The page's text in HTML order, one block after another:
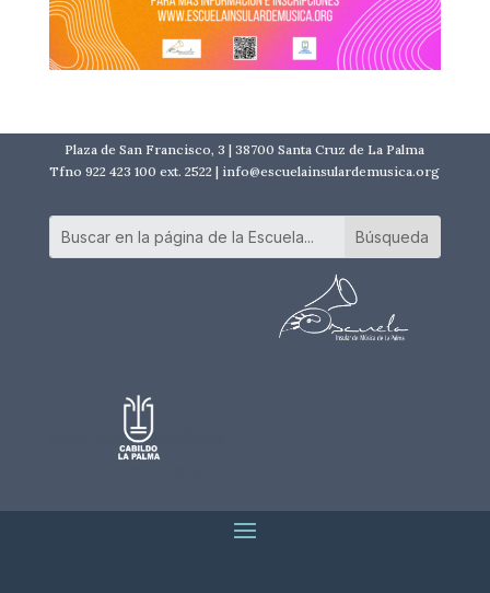
Plaza de San Francisco, 3 | 38700 Santa Cruz de La Palma
Tfno 922 423 100 ext. 2522 | info@escuelainsulardemusica.org